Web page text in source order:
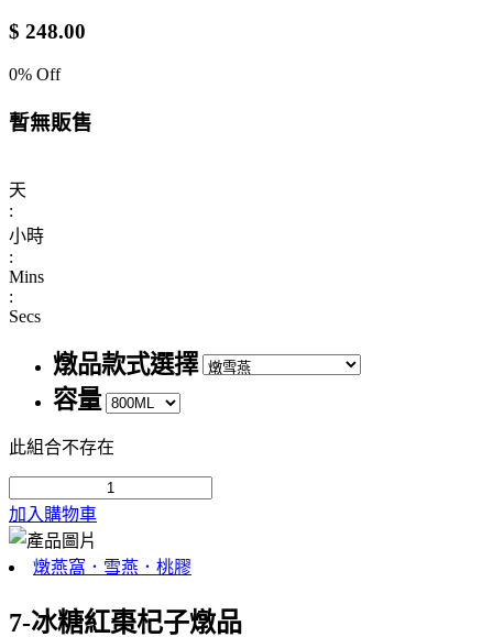
$ 248.00
0% Off
暫無販售
天
:
小時
:
Mins
:
Secs
燉品款式選擇
容量
此組合不存在
加入購物車
燉燕窩．雪燕．桃膠
7-冰糖紅棗杞子燉品